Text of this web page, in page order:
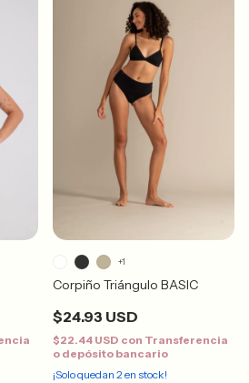
Corpiño Triángulo BASIC
$24.93 USD
$22.44 USD con Transferencia
o depósito bancario
¡Solo quedan 2en stock!
+1